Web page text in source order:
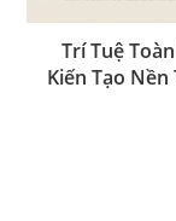
Trí Tuệ
Kiến Tạo